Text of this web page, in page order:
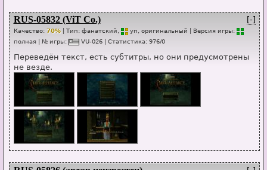
[-]
RUS-05832 (ViT Co.)
Качество: 70% | Тип: фанатский, уп , оригинальный
| Версия игры:
полная | № игры: VU-026 Статистика: 976/0
Переведён текст, есть субтитры, но они предусмотрены
не везде.